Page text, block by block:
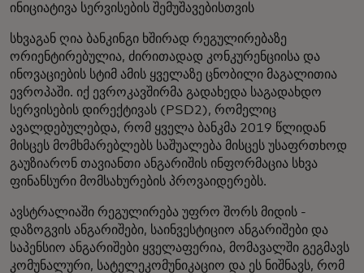
ინიციატივა სერვისების შემუშავებისთვის
სხვაგან ღია ბანკინგი ხშირად რეგულირებაზე
ორიენტირებულია, ძირითადად კონკურენციისა და
ინოვაციების სტიმ ამის ყველაზე ცნობილი მაგალითია
ევროპაში. იქ ევროკავშირმა გადახედა საგადახდო
სერვისების დირექტივას (PSD2), რომელიც
ავალდებულებდა, რომ ყველა ბანკმა 2019 წლიდან
მისცეს მომხმარებლებს საშუალება მისცეს უსაფრთხოდ
გაუზიარონ თავიანთი ანგარიშის ინფორმაცია სხვა
ფინანსური მომსახურების პროვაიდერებს.
ავსტრალიაში რეგულირება უფრო შორს მიდის -
დაზოგვის ანგარიშები, საინვესტიციო ანგარიშები და
საპენსიო ანგარიშები ყველაფერია, მომავალში გეგმავს
კომუნალური, სატელეკომუნიკაციო და ეს ნიშნავს, რომ